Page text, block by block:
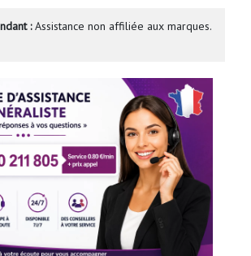
:Assistance non affiliée aux marques.